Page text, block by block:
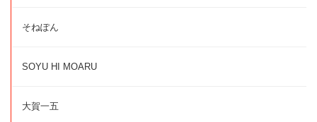
そねぽん
SOYU HI MOARU
大賀一五